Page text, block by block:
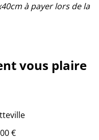
à payer lors de la
vous plaire
€